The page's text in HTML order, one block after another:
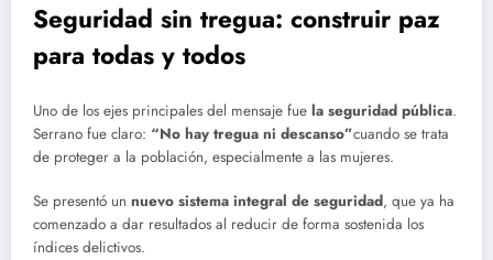
Seguridad sin tregua: construir paz
para todas y todos
Uno de los ejes principales del mensaje fue la seguridad pública.
Serrano fue claro: “No hay tregua ni descanso”cuando se trata
de proteger a la población, especialmente a las mujeres.
Se presentó un nuevo sistema integral de seguridad, que ya ha
comenzado a dar resultados al reducir de forma sostenida los
índices delictivos.